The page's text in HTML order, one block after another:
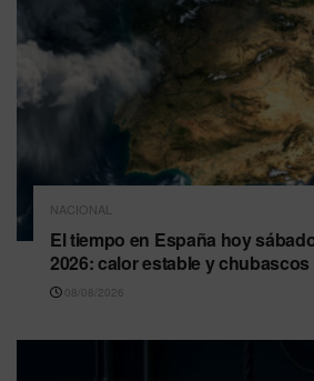
NACIONAL
El tiempo en España hoy
2026: calor estable y
08/08/2026